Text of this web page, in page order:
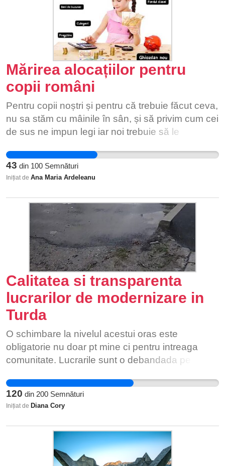
Mărirea alocațiilor pentru
copii români
Pentru copii noștri și pentru că trebuie făcut ceva,
nu sa stăm cu mâinile în sân, și să privim cum cei
de sus ne impun legi iar noi trebuie să le
români, dar în primul rând de părinți.
43 din 100 Semnături
Inițiat de Ana Maria Ardeleanu
Calitatea si transparenta
lucrarilor de modernizare in
Turda
O schimbare la nivelul acestui oras este
obligatorie nu doar pt mine ci pentru intreaga
comunitate. Lucrarile sunt o debandada pe bani
de vedere sunt fie amendati fie amenintati. In
Turda este necesara o schimbare la nivelul
conduceri. Consider ca modul de fraudare a
aceasta coruptie trebuie taiata. Dorim o
administratie transparenta, care isi da interesul
120 din 200 Semnături
Inițiat de Diana Cory